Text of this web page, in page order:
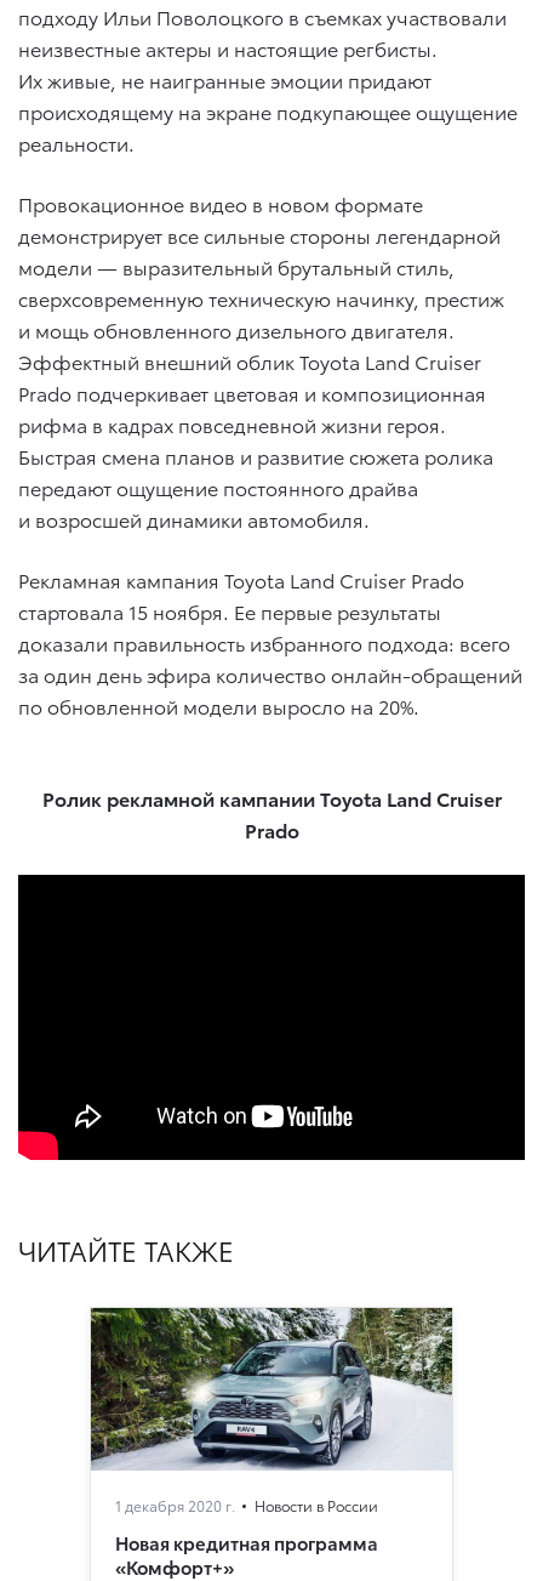
подходу Ильи Поволоцкого в съемках участвовали
неизвестные актеры и настоящие регбисты.
Их живые, не наигранные эмоции придают
происходящему на экране подкупающее ощущение
реальности.
Провокационное видео в новом формате
демонстрирует все сильные стороны легендарной
модели — выразительный брутальный стиль,
сверхсовременную техническую начинку, престиж
и мощь обновленного дизельного двигателя.
Эффектный внешний облик Toyota Land Cruiser
Prado подчеркивает цветовая и композиционная
рифма в кадрах повседневной жизни героя.
Быстрая смена планов и развитие сюжета ролика
передают ощущение постоянного драйва
и возросшей динамики автомобиля.
Рекламная кампания Toyota Land Cruiser Prado
стартовала 15 ноября. Ее первые результаты
доказали правильность избранного подхода: всего
за один день эфира количество онлайн-обращений
по обновленной модели выросло на 20%.
Ролик рекламной кампании Toyota Land Cruiser
Prado
ЧИТАЙТЕ ТАКЖЕ
1 декабря 2020 г. Новости в России
Новая кредитная программа
«Комфорт+»